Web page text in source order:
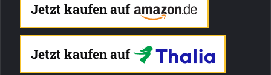
Jetzt kaufen auf
Jetzt kaufen auf